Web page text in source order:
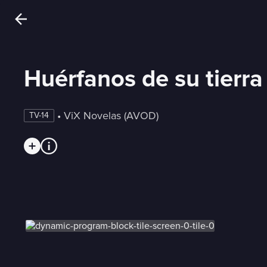
Huérfanos de su tierra
TV-14 • ViX Novelas (AVOD)